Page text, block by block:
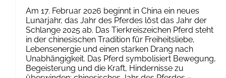
Am 17. Februar 2026 beginnt in China ein neues
Lunarjahr, das Jahr des Pferdes löst das Jahr der
Schlange 2025 ab. Das Tierkreiszeichen Pferd steht
in der chinesischen Tradition für Freiheitsliebe,
Lebensenergie und einen starken Drang nach
Unabhängigkeit. Das Pferd symbolisiert Bewegung,
Begeisterung und die Kraft, Hindernisse zu